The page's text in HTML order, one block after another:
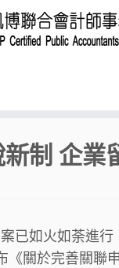
制 企業
已如火如荼進
《關於完善關聯